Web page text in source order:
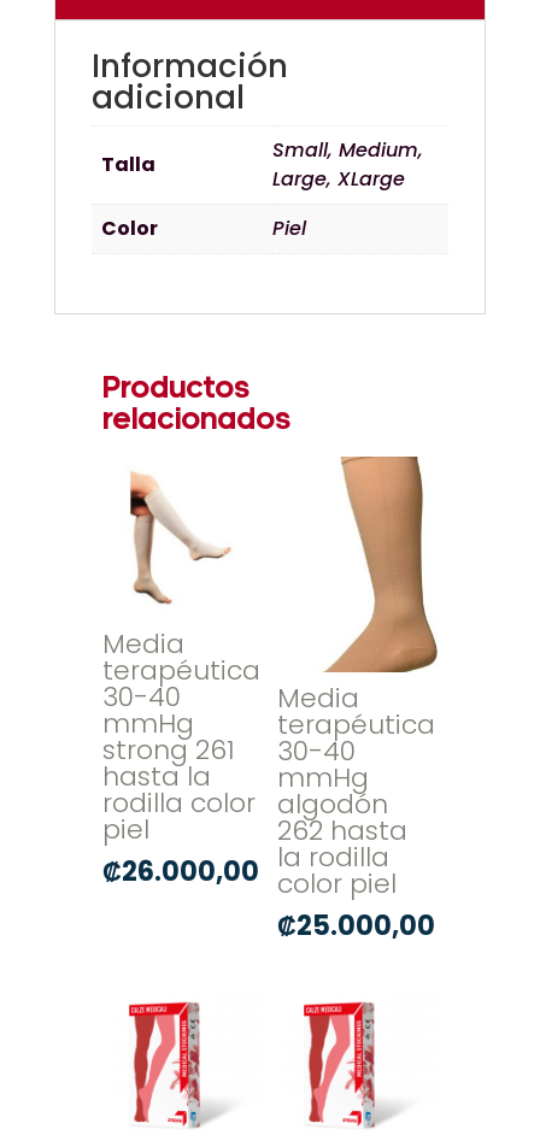
LA
COLOR
PIEL
CANTIDAD
Información
adicional
Talla
Small, Medium,
Large, XLarge
Color
Piel
Productos
relacionados
Media
terapéutica
30-40
mmHg
strong 261
hasta la
rodilla color
piel
₡26.000,00
Media
terapéutica
30-40
mmHg
algodón
262 hasta
la rodilla
color piel
₡25.000,00